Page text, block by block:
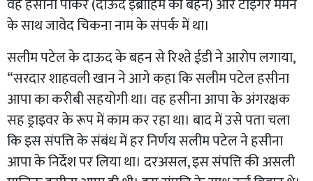
वह हसीना पार्कर (दाऊद इब्राहिम की बहन) और टाइगर मेमन
के साथ जावेद चिकना नाम के संपर्क में था।
सलीम पटेल के दाऊद के बहन से रिश्ते ईडी ने आरोप लगाया,
“सरदार शाहवली खान ने आगे कहा कि सलीम पटेल हसीना
आपा का करीबी सहयोगी था। वह हसीना आपा के अंगरक्षक
सह ड्राइवर के रूप में काम कर रहा था। बाद में उसे पता चला
कि इस संपत्ति के संबंध में हर निर्णय सलीम पटेल ने हसीना
आपा के निर्देश पर लिया था। दरअसल, इस संपत्ति की असली